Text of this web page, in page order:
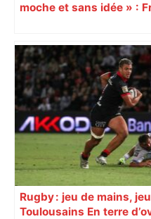
moche et sans idée » :
Augustins
Rugby : jeu de mains,
Toulousains En terre